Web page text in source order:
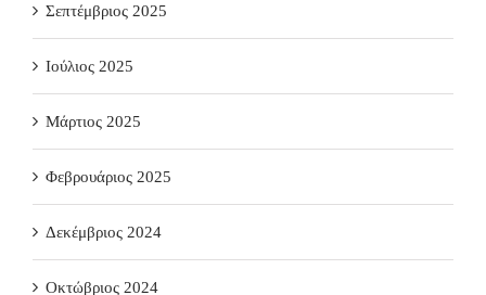
Σεπτέμβριος 2025
Ιούλιος 2025
Μάρτιος 2025
Φεβρουάριος 2025
Δεκέμβριος 2024
Οκτώβριος 2024